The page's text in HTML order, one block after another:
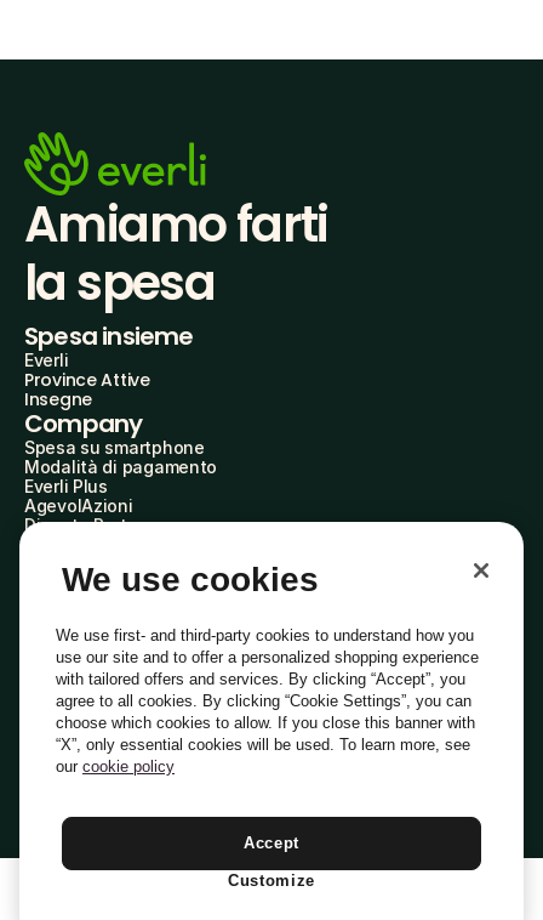
Amiamo farti
la spesa
Spesa insieme
Everli
Province Attive
Insegne
Company
Spesa su smartphone
Modalità di pagamento
Everli Plus
AgevolAzioni
Diventa Partner
Everli Shoppers
About Us
Everli News
Domande frequenti
Lavora con noi
Diventa Shopper
Investitori
PrivacyCookiePreferenze Cookie
Termini e CondizioniCodice Etico
Indirizzo PEC: everli@pec.it - indirizzo DPO: dpo@everli.com
Italiano
We use cookies
We use first- and third-party cookies to understand how you
use our site and to offer a personalized shopping experience
with tailored offers and services. By clicking “Accept”, you
agree to all cookies. By clicking “Cookie Settings”, you can
choose which cookies to allow. If you close this banner with
“X”, only essential cookies will be used. To learn more, see
our cookie policy
Accept
Customize